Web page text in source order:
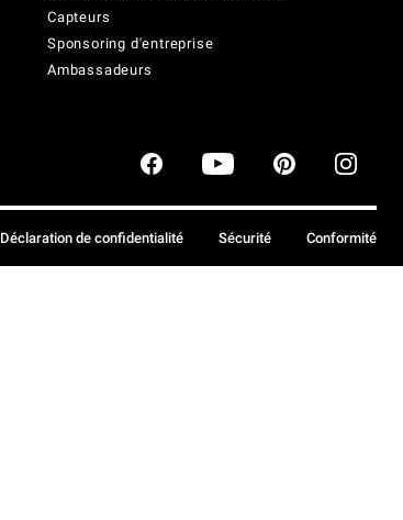
Capteurs
Sponsoring d'entreprise
Ambassadeurs
Déclaration de confidentialité Sécurité Conformité